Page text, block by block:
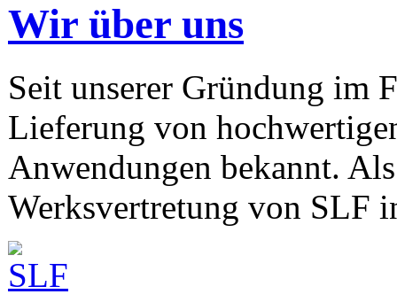
Wir über uns
Seit unserer Gründung im
Lieferung von
Anwendungen bekannt.
Werksvertretung von SLF